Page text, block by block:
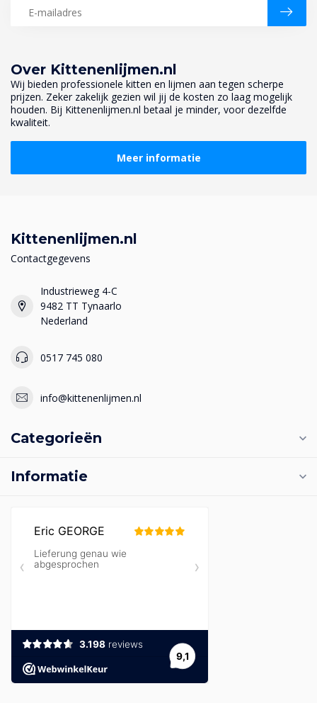
Over Kittenenlijmen.nl
Wij bieden professionele kitten en lijmen aan tegen scherpe
prijzen. Zeker zakelijk gezien wil jij de kosten zo laag mogelijk
houden. Bij Kittenenlijmen.nl betaal je minder, voor dezelfde
kwaliteit.
Meer informatie
Kittenenlijmen.nl
Contactgegevens
Industrieweg 4-C
9482 TT Tynaarlo
Nederland
0517 745 080
info@kittenenlijmen.nl
Categorieën
Informatie